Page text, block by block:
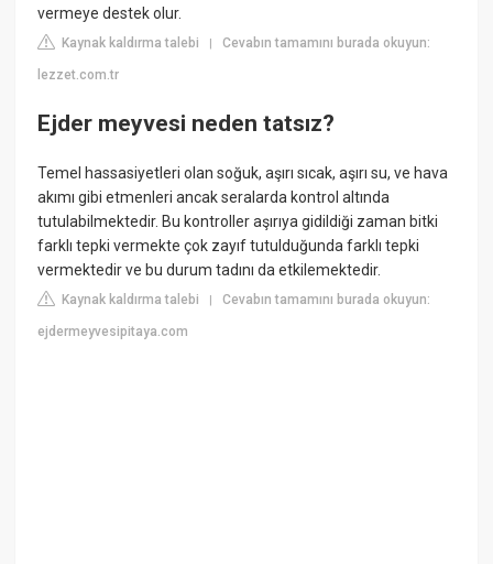
vermeye destek olur.
Kaynak kaldırma talebi |Cevabın tamamını burada okuyun:
lezzet.com.tr
Ejder meyvesi neden tatsız?
Temel hassasiyetleri olan soğuk, aşırı sıcak, aşırı su, ve hava
akımı gibi etmenleri ancak seralarda kontrol altında
tutulabilmektedir. Bu kontroller aşırıya gidildiği zaman bitki
farklı tepki vermekte çok zayıf tutulduğunda farklı tepki
vermektedir ve bu durum tadını da etkilemektedir.
Kaynak kaldırma talebi |Cevabın tamamını burada okuyun:
ejdermeyvesipitaya.com